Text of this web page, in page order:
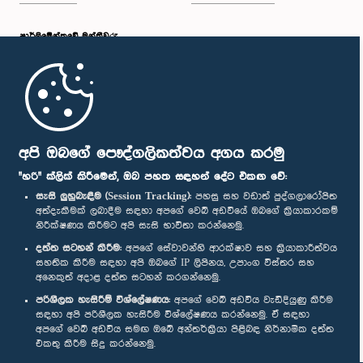
අපි ඔබගේ පෞද්ගලිකත්වය අගය කරමු
"හරි" ක්ලික් කිරීමෙන්, ඔබ පහත සඳහන් දේට එකඟ වේ:
සැසි ලුහුබැඳීම (Session Tracking): පහසු සහ වඩාත් පුද්ගලාරෝපිත
අත්දැකීමක් ලබාදීම සඳහා අපගේ වෙබ් අඩවියේ ඔබගේ ක්‍රියාකාරකම්
නිරීක්ෂණය කිරීමට අපි සැසි භාවිතා කරන්නෙමු.
දත්ත සටහන් කිරීම: අපගේ සේවාවන්හි ආරක්ෂාව සහ ක්‍රියාකාරීත්වය
සහතික කිරීම සඳහා අපි ඔබගේ IP ලිපිනය, උපාංග විස්තර සහ
අනෙකුත් අදාළ දත්ත සටහන් කරගන්නෙමු.
පරිශීලක හැසිරීම් විශ්ලේෂණය: අපගේ වෙබ් අඩවිය වැඩිදියුණු කිරීම
සඳහා අපි පරිශීලක හැසිරීම විශ්ලේෂණය කරන්නෙමු. ඒ සඳහා
අපගේ වෙබ් අඩවිය සමඟ ඔබේ අන්තර්ක්‍රියා පිළිබඳ නිර්නාමික දත්ත
එකතු කිරීම සිදු කරන්නෙමු.
පාර්ලි‌මේන්තුවේ මන්ත්‍රීවරු
මුල් පිටුව
පාර්ලිමේන්තු ජංගම යෙදුම
අප හා සම්බන්ධ වී සිටින්න :
සම්මාන
පෞද්ගලිකත්ව ප්‍රතිපත්තිය